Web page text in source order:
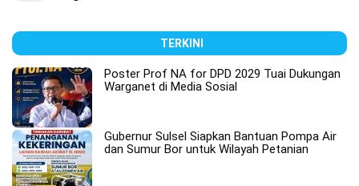
TERKINI
Poster Prof NA for DPD 2029 Tuai Dukungan
Warganet di Media Sosial
Gubernur Sulsel Siapkan Bantuan Pompa Air
dan Sumur Bor untuk Wilayah Petanian